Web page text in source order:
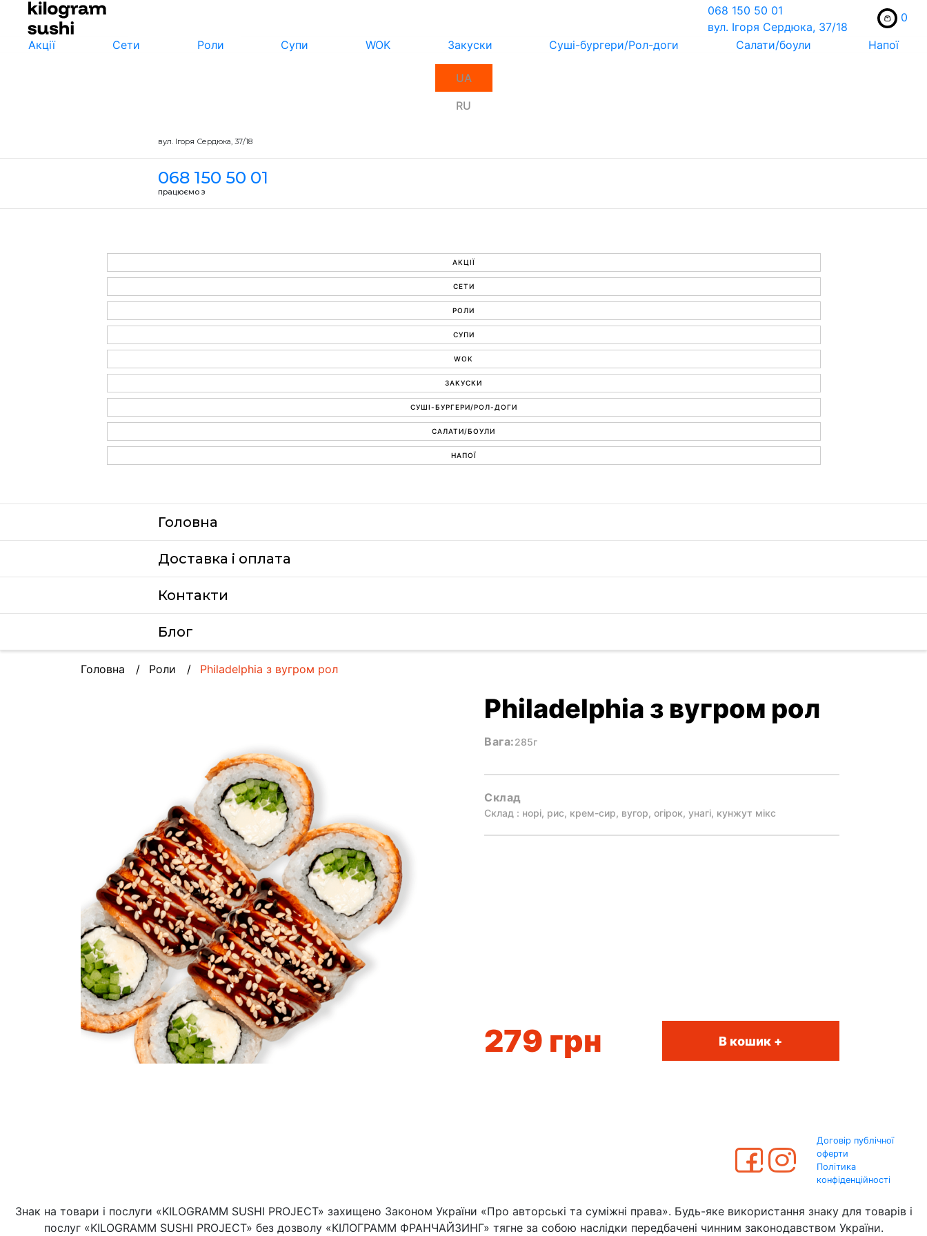
068 150 50 01
вул. Ігоря Сердюка, 37/18
0
Акції Сети Роли Супи WOK Закуски Суші-бургери/Рол-доги Салати/боули Напої
UA
RU
вул. Ігоря Сердюка, 37/18
068 150 50 01
працюємо з
АКЦІЇ
СЕТИ
РОЛИ
СУПИ
WOK
ЗАКУСКИ
СУШІ-БУРГЕРИ/РОЛ-ДОГИ
САЛАТИ/БОУЛИ
НАПОЇ
Головна
Доставка i оплата
Контакти
Блог
Головна Роли Philadelphia з вугром рол
Philadelphia з вугром рол
Вага:285г
Склад
Склад : норі, рис, крем-сир, вугор, огірок, унагі, кунжут мікс
279 грн В кошик +
Договір публічної
оферти
Політика
конфіденційності
Знак на товари і послуги «KILOGRAMM SUSHI PROJECT» захищено Законом України «Про авторські та суміжні права». Будь-яке використання знаку для товарів і
послуг «KILOGRAMM SUSHI PROJECT» без дозволу «КІЛОГРАММ ФРАНЧАЙЗИНГ» тягне за собою наслідки передбачені чинним законодавством України.